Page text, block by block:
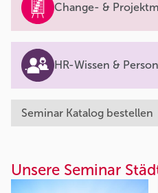
Change- &
HR-Wissen &
Seminar Katalog bestellen
Unsere Seminar